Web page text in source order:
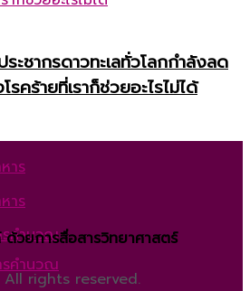
าร
รคำนวณ
าร
รคำนวณ
ะชากรดาวทะเลทั่วโลกกำลังลด
คร้ายที่เราก็ช่วยอะไรไม่ได้
ด้วยการสื่อสารวิทยาศาสตร์
All rights reserved.